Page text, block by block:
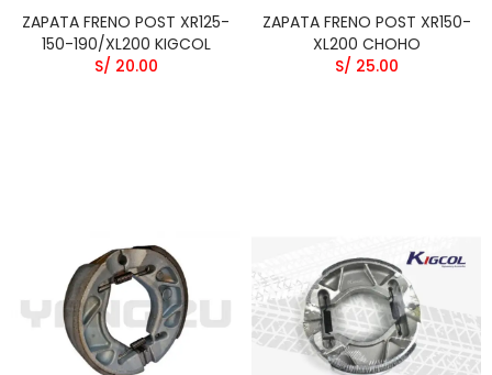
ZAPATA FRENO POST XR125-
150-190/XL200 KIGCOL
S/ 20.00
ZAPATA FRENO POST XR150-
XL200 CHOHO
S/ 25.00